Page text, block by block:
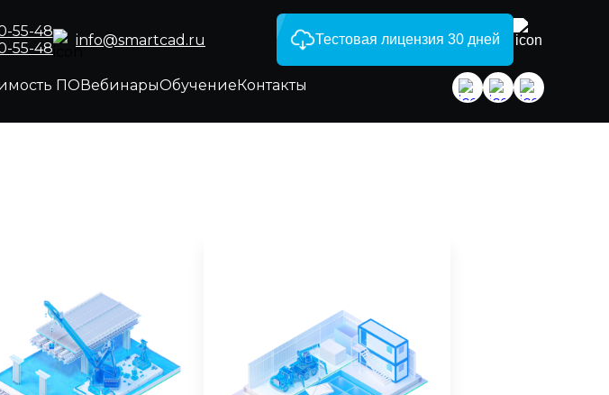
55-48
55-48
info@smartcad.ru Тестовая лицензия 30 дней
ПОВебинарыОбучениеКонтакты